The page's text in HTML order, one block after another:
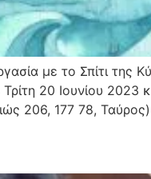
με το Σπίτι
20 Ιουνίου
206, 177 78,